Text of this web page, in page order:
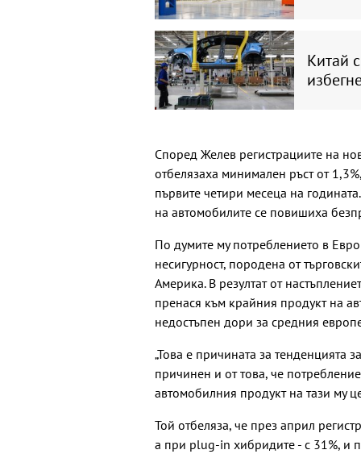
Китай
Според Желев регистрациите на
отбелязаха минимален ръст от
първите четири месеца на
на автомобилите се повишиха
По думите му потреблението в
несигурност, породена от
Америка. В резултат от
пренася към крайния продукт на
недостъпен дори за средния
„Това е причината за тенденцията
причинен и от това, че
автомобилния продукт на тази му
Той отбеляза, че през април
а при plug-in хибридите - с 31%, и